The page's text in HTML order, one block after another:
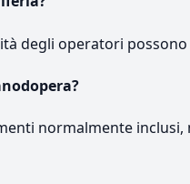
degli operatori
normalmente